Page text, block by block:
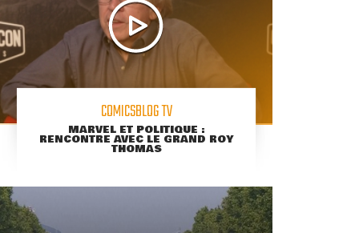
COMICSBLOG TV
MARVEL ET POLITIQUE :
RENCONTRE AVEC LE GRAND ROY
THOMAS